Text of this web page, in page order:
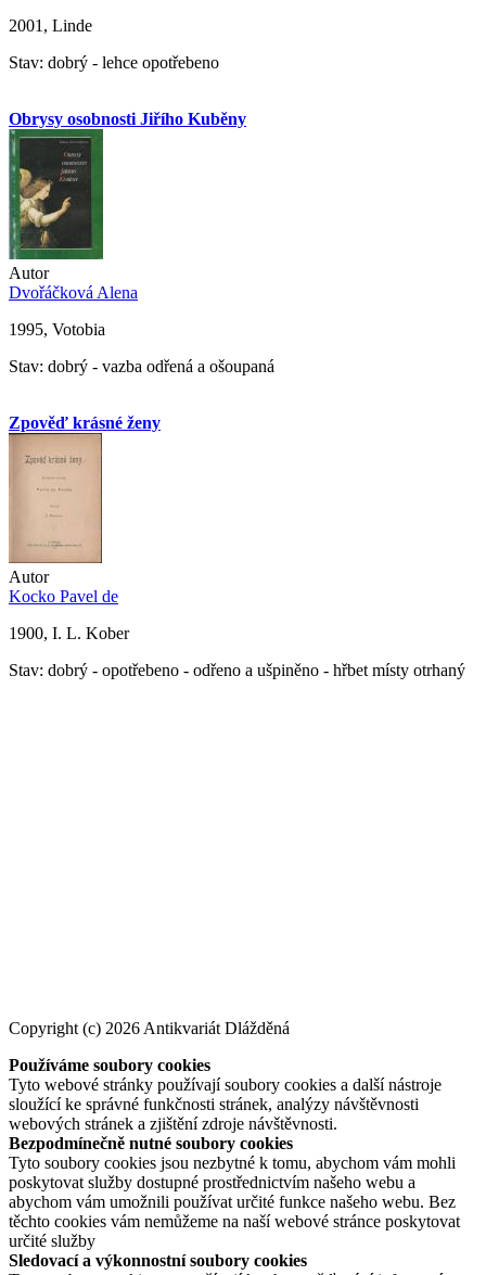
2001, Linde
Stav: dobrý - lehce opotřebeno
Obrysy osobnosti Jiřího Kuběny
Autor
Dvořáčková Alena
1995, Votobia
Stav: dobrý - vazba odřená a ošoupaná
Zpověď krásné ženy
Autor
Kocko Pavel de
1900, I. L. Kober
Stav: dobrý - opotřebeno - odřeno a ušpiněno - hřbet místy otrhaný
Copyright (c) 2026 Antikvariát Dlážděná
Používáme soubory cookies
Tyto webové stránky používají soubory cookies a další nástroje
sloužící ke správné funkčnosti stránek, analýzy návštěvnosti
webových stránek a zjištění zdroje návštěvnosti.
Bezpodmínečně nutné soubory cookies
Tyto soubory cookies jsou nezbytné k tomu, abychom vám mohli
poskytovat služby dostupné prostřednictvím našeho webu a
abychom vám umožnili používat určité funkce našeho webu. Bez
těchto cookies vám nemůžeme na naší webové stránce poskytovat
určité služby
Sledovací a výkonnostní soubory cookies